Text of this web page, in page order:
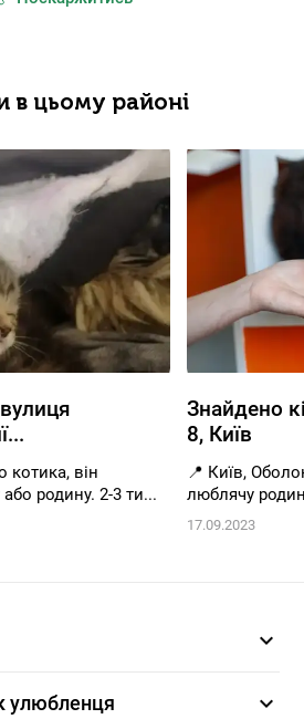
в цьому районі
котика, він
родину. 2-3 ти...
Знайдено
8, Київ
📍 Київ,
люблячу
17.09.2023
expand_more
улюбленця expand_more